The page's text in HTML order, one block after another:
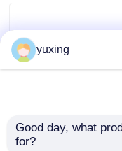
আমাদের সাথে যোগাযোগ
মামলা
96 ইঞ্চি 128 ইঞ্চি
yuxing
Good day, what
for?